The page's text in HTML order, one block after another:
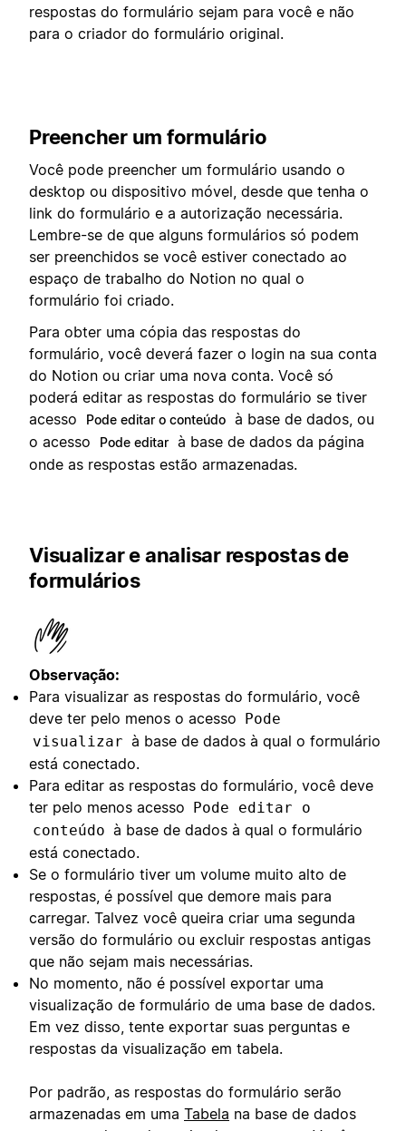
respostas do formulário sejam para você e não
para o criador do formulário original.
Preencher um formulário
Você pode preencher um formulário usando o
desktop ou dispositivo móvel, desde que tenha o
link do formulário e a autorização necessária.
Lembre-se de que alguns formulários só podem
ser preenchidos se você estiver conectado ao
espaço de trabalho do Notion no qual o
formulário foi criado.
Para obter uma cópia das respostas do
formulário, você deverá fazer o login na sua conta
do Notion ou criar uma nova conta. Você só
poderá editar as respostas do formulário se tiver
acesso
Pode editar o conteúdo à base de dados, ou
o acesso
Pode editar à base de dados da página
onde as respostas estão armazenadas.
Visualizar e analisar respostas de
formulários
Observação:
Para visualizar as respostas do formulário, você
deve ter pelo menos o acesso
Pode
visualizar à base de dados à qual o formulário
está conectado.
Para editar as respostas do formulário, você deve
ter pelo menos acesso
Pode editar o
conteúdo à base de dados à qual o formulário
está conectado.
Se o formulário tiver um volume muito alto de
respostas, é possível que demore mais para
carregar. Talvez você queira criar uma segunda
versão do formulário ou excluir respostas antigas
que não sejam mais necessárias.
No momento, não é possível exportar uma
visualização de formulário de uma base de dados.
Em vez disso, tente exportar suas perguntas e
respostas da visualização em tabela.
Por padrão, as respostas do formulário serão
armazenadas em uma Tabela na base de dados